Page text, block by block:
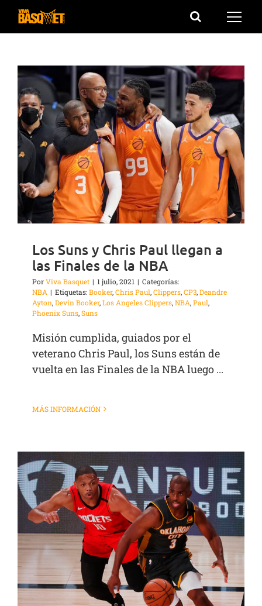
Saltar
Los Suns y Chris Paul llegan a
las Finales de la NBA
PorViva Basquet | 1 julio, 2021 | Categorías:
NBA | Etiquetas:Booker,Chris Paul,Clippers,CP3,Deandre
Ayton,Devin Booker,Los Angeles Clippers,NBA,Paul,
Phoenix Suns,Suns
Misión cumplida, guiados por el
veterano Chris Paul, los Suns están de
vuelta en las Finales de la NBA luego ...
MÁS INFORMACIÓN